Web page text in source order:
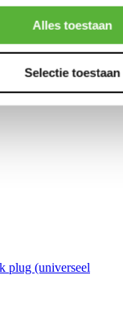
Alles toestaan
Selectie toestaan
plug (universeel